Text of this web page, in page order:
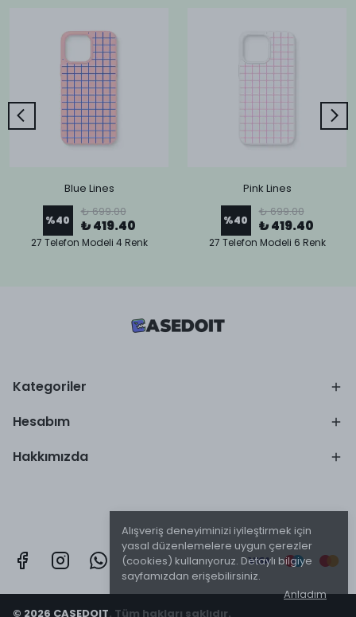
Alışveriş deneyiminizi iyileştirmek için
yasal düzenlemelere uygun çerezler
(cookies) kullanıyoruz. Detaylı bilgiye
sayfamızdan erişebilirsiniz.
Anladım
Blue Lines
%40
₺ 699.00
₺ 419.40
27 Telefon Modeli 4 Renk
Pink Lines
%40
₺ 699.00
₺ 419.40
27 Telefon Modeli 6 Renk
Kategoriler
Hesabım
Hakkımızda
© 2026 CASEDOIT. Tüm hakları saklıdır.